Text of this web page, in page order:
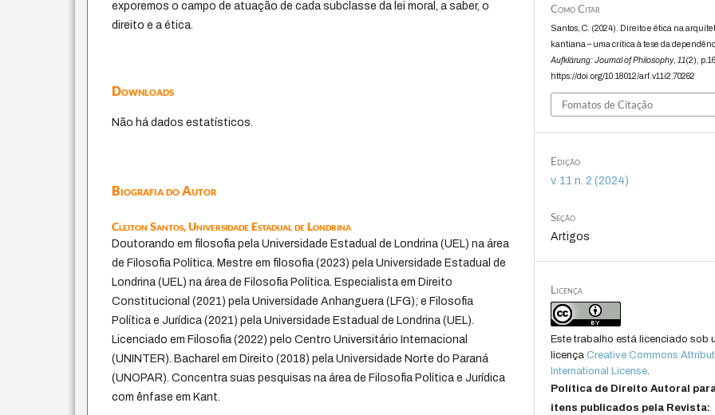
exporemos o campo de atuação de cada subclasse da lei moral, a saber, o
direito e a ética.
Downloads
Não há dados estatísticos.
Biografia do Autor
Cleiton Santos,Universidade Estadual de Londrina
Doutorando em filosofia pela Universidade Estadual de Londrina (UEL) na área
de Filosofia Política. Mestre em filosofia (2023) pela Universidade Estadual de
Londrina (UEL) na área de Filosofia Política. Especialista em Direito
Constitucional (2021) pela Universidade Anhanguera (LFG); e Filosofia
Política e Jurídica (2021) pela Universidade Estadual de Londrina (UEL).
Licenciado em Filosofia (2022) pelo Centro Universitário Internacional
(UNINTER). Bacharel em Direito (2018) pela Universidade Norte do Paraná
(UNOPAR). Concentra suas pesquisas na área de Filosofia Política e Jurídica
com ênfase em Kant.
Como Citar
Santos, C. (2024). Direito e ética na
kantiana – uma crítica à tese da
Aufklärung: Journal of Philosophy, 11(2),
https://doi.org/10.18012/arf.v11i2.70262
Fomatos de Citação
Edição
v. 11 n. 2 (2024)
Seção
Artigos
Licença
Este trabalho está licenciado sob
licençaCreative Commons
International License.
Política de Direito Autoral
itens publicados pela Revista: